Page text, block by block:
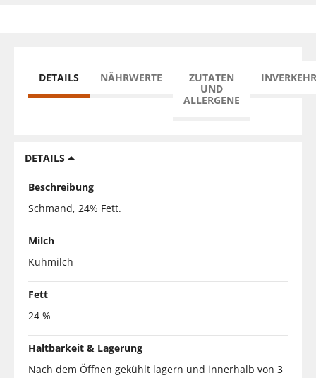
DETAILS NÄHRWERTE
ZUTATEN
UND
ALLERGENE
DETAILS
Beschreibung
Schmand, 24% Fett.
Milch
Kuhmilch
Fett
24 %
Haltbarkeit & Lagerung
Nach dem Öffnen gekühlt lagern und innerhalb von 3